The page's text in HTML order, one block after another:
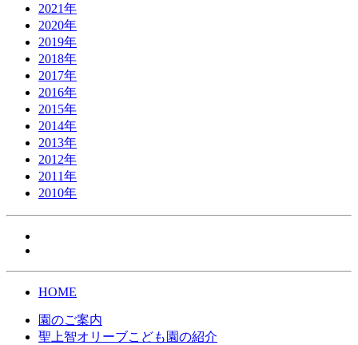
2021年
2020年
2019年
2018年
2017年
2016年
2015年
2014年
2013年
2012年
2011年
2010年
HOME
園のご案内
聖上智オリーブこども園の紹介